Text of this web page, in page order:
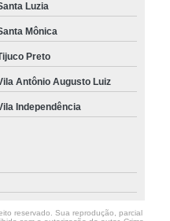
Luzia
Mônica
Preto
Antônio Augusto Luiz
Independência
reservado. Sua reprodução, parcial